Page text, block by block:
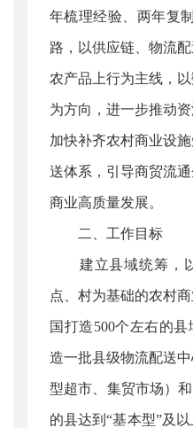
年梳理经验、两年复
路，以供应链、物流
农产品上行为主线，
为方向，进一步推动
加快补齐农村商业设
送体系，引导商贸流
商业高质量发展。
二、工作目标
建立县域统筹，以
点、村为基础的农村
国打造500个左右的
造一批县级物流配送
型超市、集贸市场）
的县达到“基本型”及